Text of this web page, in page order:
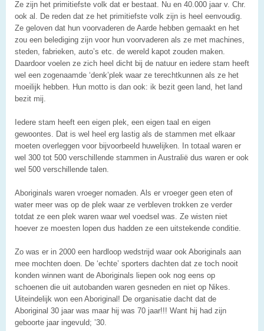
Ze zijn het primitiefste volk dat er bestaat. Nu en 40.000 jaar v. Chr.
ook al. De reden dat ze het primitiefste volk zijn is heel eenvoudig.
Ze geloven dat hun voorvaderen de Aarde hebben gemaakt en het
zou een belediging zijn voor hun voorvaderen als ze met machines,
steden, fabrieken, auto’s etc. de wereld kapot zouden maken.
Daardoor voelen ze zich heel dicht bij de natuur en iedere stam heeft
wel een zogenaamde ‘denk’plek waar ze terechtkunnen als ze het
moeilijk hebben. Hun motto is dan ook: ik bezit geen land, het land
bezit mij.
Iedere stam heeft een eigen plek, een eigen taal en eigen
gewoontes. Dat is wel heel erg lastig als de stammen met elkaar
moeten overleggen voor bijvoorbeeld huwelijken. In totaal waren er
wel 300 tot 500 verschillende stammen in Australië dus waren er ook
wel 500 verschillende talen.
Aboriginals waren vroeger nomaden. Als er vroeger geen eten of
water meer was op de plek waar ze verbleven trokken ze verder
totdat ze een plek waren waar wel voedsel was. Ze wisten niet
hoever ze moesten lopen dus hadden ze een uitstekende conditie.
Zo was er in 2000 een hardloop wedstrijd waar ook Aboriginals aan
mee mochten doen. De ‘echte’ sporters dachten dat ze toch nooit
konden winnen want de Aboriginals liepen ook nog eens op
schoenen die uit autobanden waren gesneden en niet op Nikes.
Uiteindelijk won een Aboriginal! De organisatie dacht dat de
Aboriginal 30 jaar was maar hij was 70 jaar!!! Want hij had zijn
geboorte jaar ingevuld; ’30.